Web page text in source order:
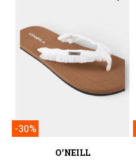
-30%
O'NEILL